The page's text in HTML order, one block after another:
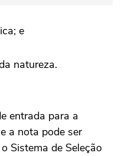
e
natureza.
entrada para a
a nota pode ser
Sistema de Seleção